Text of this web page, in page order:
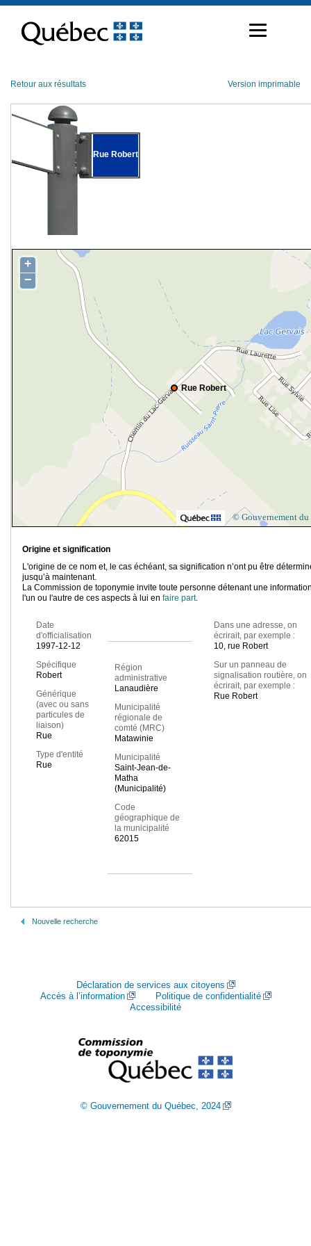
contenu
Retour aux résultats Version imprimable
Rue Robert
Rue Robert
+
−
© Gouvernement du
Origine et signification
L'origine de ce nom et, le cas échéant, sa signification n’ont pu être
jusqu’à maintenant.
La Commission de toponymie invite toute personne détenant une
l'un ou l'autre de ces aspects à lui en faire part.
Date
d'officialisation
1997-12-12
Spécifique
Robert
Générique
(avec ou sans
particules de
liaison)
Rue
Type d'entité
Rue
Région
administrative
Lanaudière
Municipalité
régionale de
comté (MRC)
Matawinie
Municipalité
Saint-Jean-de-
Matha
(Municipalité)
Code
géographique de
la municipalité
62015
Dans une adresse, on
écrirait, par exemple :
10, rue Robert
Sur un panneau de
signalisation routière, on
écrirait, par exemple :
Rue Robert
Nouvelle recherche
Déclaration de services aux citoyens
Accès à l’information
Politique de confidentialité
Accessibilité
© Gouvernement du Québec, 2024